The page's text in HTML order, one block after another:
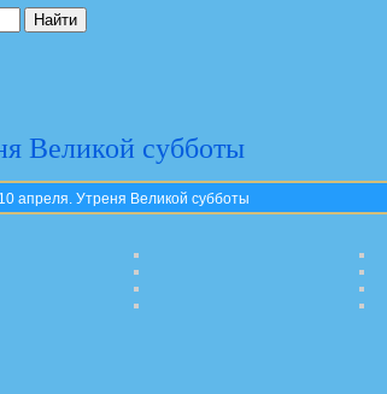
Великой субботы
10 апреля. Утреня Великой субботы